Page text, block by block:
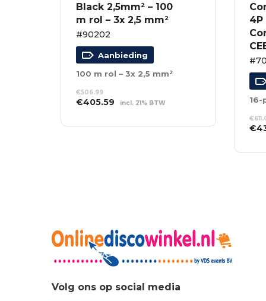
Black 2,5mm² – 100
m rol – 3x 2,5 mm²
#90202
Aanbieding
100 m rol – 3x 2,5 mm²
€506.99
Oorspronkelijke
was:
€405.59 Huidige
is:
incl. 21% BTW
WINKELWAGEN
4P
€
€
Volg ons op social media